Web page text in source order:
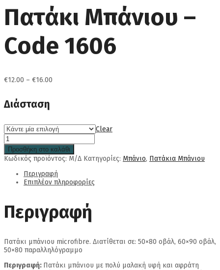
Πατάκι Μπάνιου –
Code 1606
€12.00 – €16.00
Διάσταση
Clear
Προσθήκη στο καλάθι
Κωδικός προϊόντος: Μ/Δ Κατηγορίες: Μπάνιο, Πατάκια Μπάνιου
Περιγραφή
Επιπλέον πληροφορίες
Περιγραφή
Πατάκι μπάνιου microfibre. Διατίθεται σε: 50×80 οβάλ, 60×90 οβάλ,
50×80 παραλληλόγραμμο
Περιγραφή: Πατάκι μπάνιου με πολύ μαλακή υφή και αφράτη